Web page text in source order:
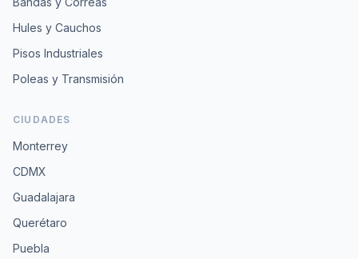
Hules y Cauchos
Pisos Industriales
Poleas y Transmisión
CIUDADES
Monterrey
CDMX
Guadalajara
Querétaro
Puebla